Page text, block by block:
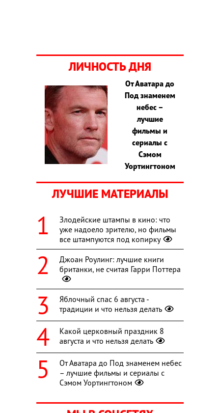
ЛИЧНОСТЬ ДНЯ
От Аватара до
Под знаменем
небес –
лучшие
фильмы и
сериалы с
Сэмом
Уортингтоном
ЛУЧШИЕ МАТЕРИАЛЫ
Злодейские штампы в кино: что
уже надоело зрителю, но фильмы
все штампуются под копирку
Джоан Роулинг: лучшие книги
британки, не считая Гарри Поттера
Яблочный спас 6 августа -
традиции и что нельзя делать
Какой церковный праздник 8
августа и что нельзя делать
От Аватара до Под знаменем небес
– лучшие фильмы и сериалы с
Сэмом Уортингтоном